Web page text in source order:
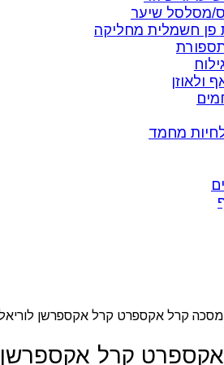
מסלסל שיער
חשמלית מחליקה
ולאוזן
מחמד
מסכה קרל אקספרט קרל אקספרשן
קרל אקספרשן